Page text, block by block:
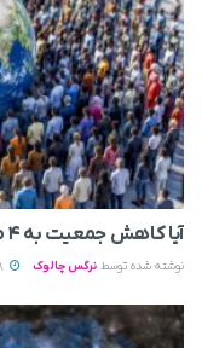
آیا کاهش جمعیت به ۴ میلیارد نفر آینده بشر را تضمین می‌ کند؟
نوشته شده توسط نرگس چالوک